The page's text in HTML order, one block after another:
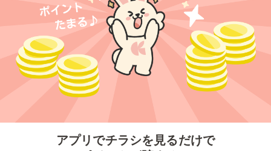
アプリでチラシを見るだけで